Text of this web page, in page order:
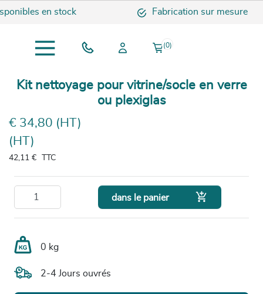
en stock Fabrication sur mesure
(0)
Kit nettoyage pour vitrine/socle en verre
ou plexiglas
€ 34,80 (HT)
(HT)
42,11 € TTC
dans le panier 
0 kg
2-4 Jours ouvrés